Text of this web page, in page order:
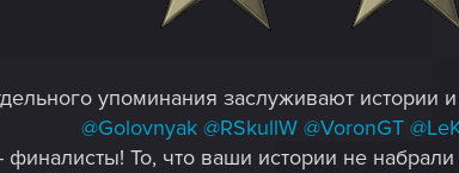
упоминания заслуживают истории и
@Golovnyak @RSkullW @VoronGT
финалисты! То, что ваши истории не